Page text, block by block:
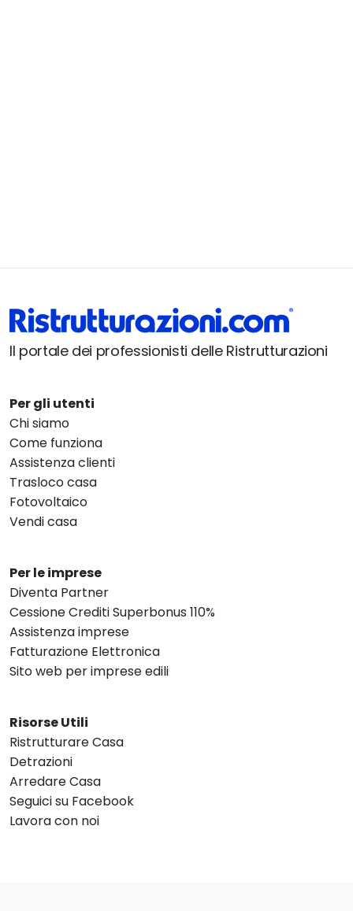
Il portale dei professionisti delle Ristrutturazioni
Per gli utenti
Chi siamo
Come funziona
Assistenza clienti
Trasloco casa
Fotovoltaico
Vendi casa
Per le imprese
Diventa Partner
Cessione Crediti Superbonus 110%
Assistenza imprese
Fatturazione Elettronica
Sito web per imprese edili
Risorse Utili
Ristrutturare Casa
Detrazioni
Arredare Casa
Seguici su Facebook
Lavora con noi